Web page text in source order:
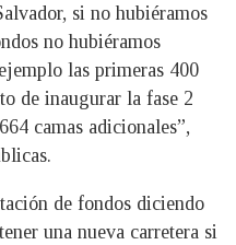
si no hubiéramos
no hubiéramos
las primeras 400
de inaugurar la fase 2
camas adicionales”,
de fondos diciendo
una nueva carretera si